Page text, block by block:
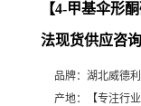
【4-甲基伞形
法现货供应咨询
品牌： 湖北威德
产地：
【专注行